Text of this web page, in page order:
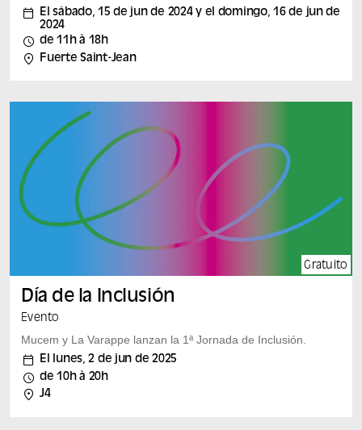
para frenar la sequía aquí y ahora? El fin de semana
del 15 y 16 de junio, con motivo de su 10º aniversario,
el Mucem organiza una gran oportunidad para que los
amantes de las plantas compartan e intercambien ideas
sobre cuestiones medioambientales y la protección de
Jardín de la...
El sábado, 15 de jun de 2024 y el domingo, 16 de jun de
2024
de 11h à 18h
Fuerte Saint-Jean
Gratuito
Día de la Inclusión
Evento
Mucem y La Varappe lanzan la 1ª Jornada de Inclusión.
El lunes, 2 de jun de 2025
de 10h à 20h
J4